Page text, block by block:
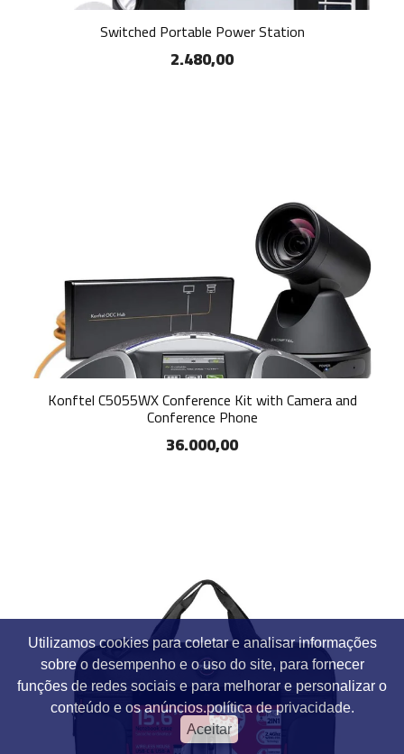
Utilizamos cookies para coletar e analisar informações
sobre o desempenho e o uso do site, para fornecer
funções de redes sociais e para melhorar e personalizar o
conteúdo e os anúncios.política de privacidade.
Aceitar
Switched Portable Power Station
2.480,00
Konftel C5055WX Conference Kit with Camera and
Conference Phone
36.000,00